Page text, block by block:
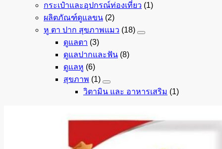
กระเป๋าและอุปกรณ์ท่องเที่ยว (1)
ผลิตภัณฑ์ดูแลขน (2)
หู ตา ปาก สุขภาพแมว (18)
ดูแลตา (3)
ดูแลปากและฟัน (8)
ดูแลหู (6)
สุขภาพ (1)
วิตามิน และ อาหารเสริม (1)